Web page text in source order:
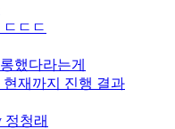
ㄷㄷ
했다라는게
재까지 진행 결과
정청래